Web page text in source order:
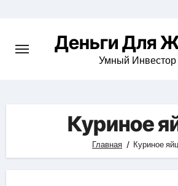
содержимомуДеньги Для
Умный Инвестор
Куриное
Главная Куриное